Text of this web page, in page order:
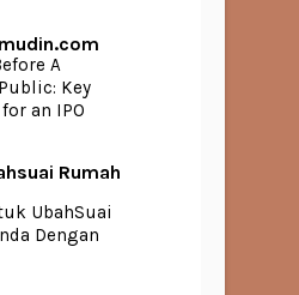
A
Key
an IPO
Rumah
UbahSuai
Dengan